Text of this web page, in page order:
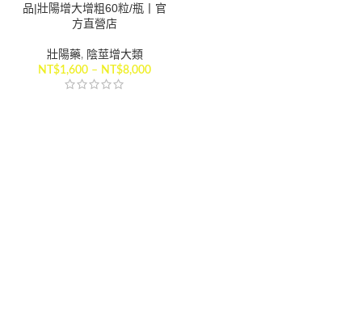
品|壯陽增大增粗60粒/瓶丨官
方直營店
壯陽藥, 陰莖增大類
NT$1,600 – NT$8,000